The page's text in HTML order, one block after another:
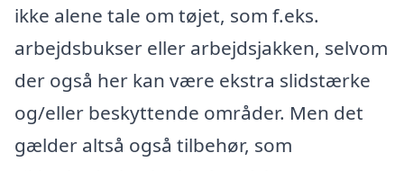
ikke alene tale om tøjet, som f.eks.
arbejdsbukser eller arbejdsjakken, selvom
der også her kan være ekstra slidstærke
og/eller beskyttende områder. Men det
gælder altså også tilbehør, som